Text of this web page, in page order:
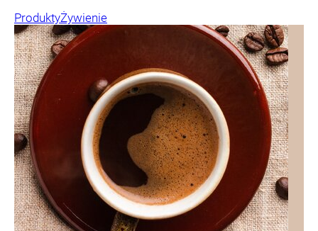
ProduktyŻywienie